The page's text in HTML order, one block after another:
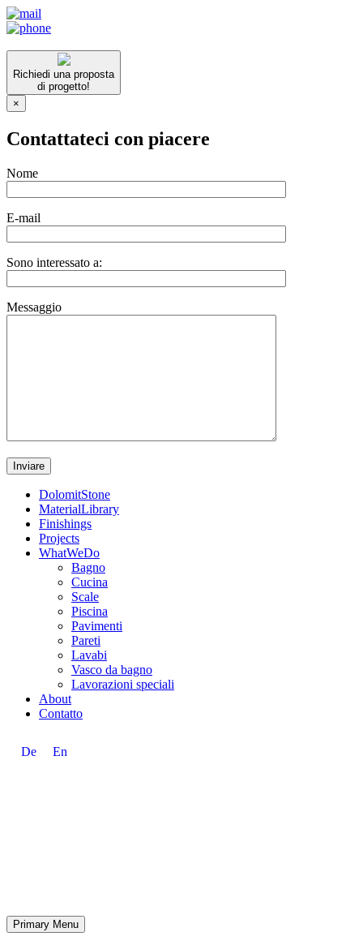
Richiedi una proposta
di progetto!
×
Contattateci con piacere
Nome
E-mail
Sono interessato a:
Messaggio
DolomitStone
MaterialLibrary
Finishings
Projects
WhatWeDo
Bagno
Cucina
Scale
Piscina
Pavimenti
Pareti
Lavabi
Vasco da bagno
Lavorazioni speciali
About
Contatto
De En
Primary Menu